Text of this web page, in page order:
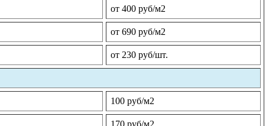
от 400 руб/м2
от 690 руб/м2
от 230 руб/шт.
100 руб/м2